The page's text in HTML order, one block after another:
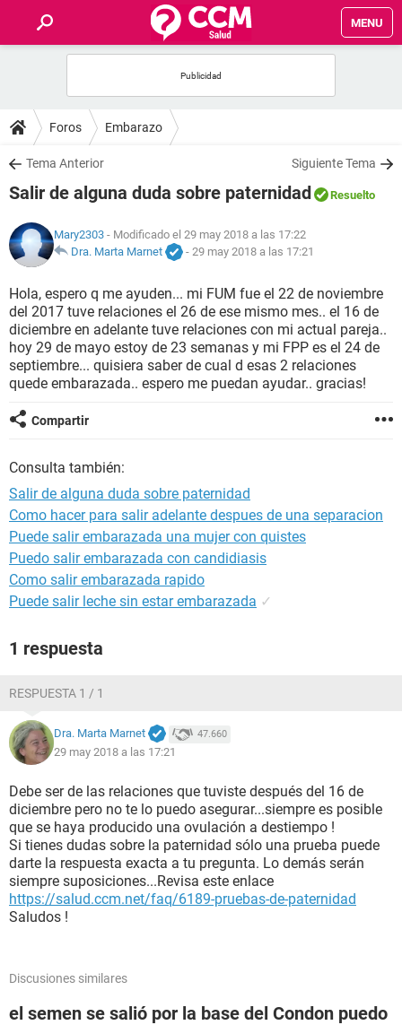
MENU
FOROS
SALUD
NUTRICIÓN
BIENESTAR
SEXUALIDAD
GLOSARIO
Foros Embarazo
Tema Anterior Siguiente Tema
Salir de alguna duda sobre paternidad Resuelto
Mary2303 - Modificado el 29 may 2018 a las 17:22
Dra. Marta Marnet
- 29 may 2018 a las 17:21
Hola, espero q me ayuden... mi FUM fue el 22 de noviembre
del 2017 tuve relaciones el 26 de ese mismo mes.. el 16 de
diciembre en adelante tuve relaciones con mi actual pareja..
hoy 29 de mayo estoy de 23 semanas y mi FPP es el 24 de
septiembre... quisiera saber de cual d esas 2 relaciones
quede embarazada.. espero me puedan ayudar.. gracias!
Compartir
Consulta también:
Salir de alguna duda sobre paternidad
Como hacer para salir adelante despues de una separacion
Puede salir embarazada una mujer con quistes
Puedo salir embarazada con candidiasis
Como salir embarazada rapido
Puede salir leche sin estar embarazada ✓
1 respuesta
RESPUESTA 1 / 1
Dra. Marta Marnet 47.660
29 may 2018 a las 17:21
Debe ser de las relaciones que tuviste después del 16 de
diciembre pero no te lo puedo asegurar...siempre es posible
que se haya producido una ovulación a destiempo !
Si tienes dudas sobre la paternidad sólo una prueba puede
darte la respuesta exacta a tu pregunta. Lo demás serán
siempre suposiciones...Revisa este enlace
https://salud.ccm.net/faq/6189-pruebas-de-paternidad
Saludos !
Discusiones similares
el semen se salió por la base del Condon puedo